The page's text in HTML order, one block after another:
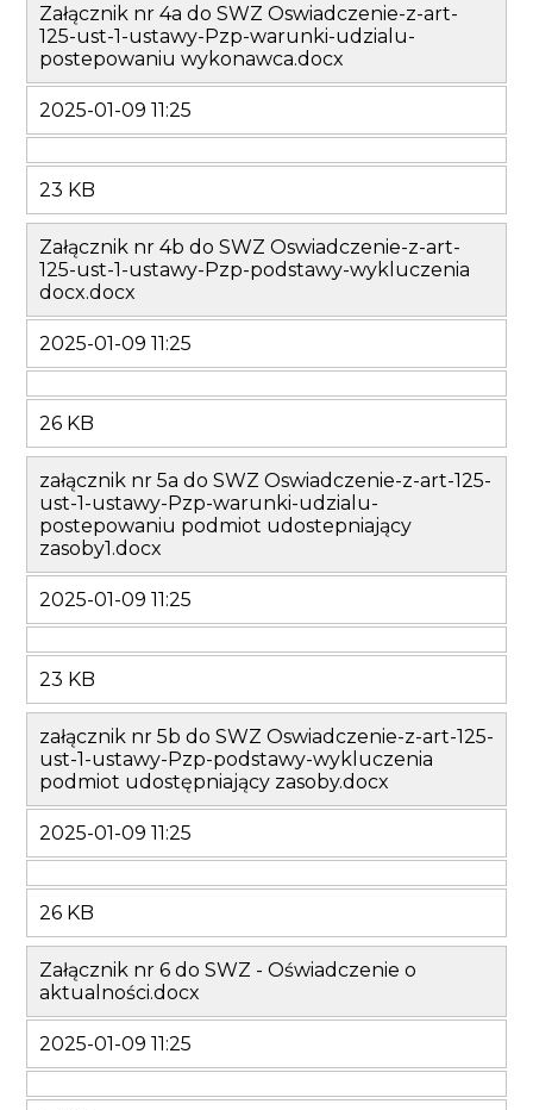
Załącznik nr 4a do SWZ Oswiadczenie-z-art-
125-ust-1-ustawy-Pzp-warunki-udzialu-
postepowaniu wykonawca.docx
2025-01-09 11:25
23 KB
Załącznik nr 4b do SWZ Oswiadczenie-z-art-
125-ust-1-ustawy-Pzp-podstawy-wykluczenia
docx.docx
2025-01-09 11:25
26 KB
załącznik nr 5a do SWZ Oswiadczenie-z-art-125-
ust-1-ustawy-Pzp-warunki-udzialu-
postepowaniu podmiot udostepniający
zasoby1.docx
2025-01-09 11:25
23 KB
załącznik nr 5b do SWZ Oswiadczenie-z-art-125-
ust-1-ustawy-Pzp-podstawy-wykluczenia
podmiot udostępniający zasoby.docx
2025-01-09 11:25
26 KB
Załącznik nr 6 do SWZ - Oświadczenie o
aktualności.docx
2025-01-09 11:25